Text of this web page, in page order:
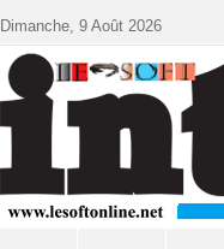
Dimanche, 9 Août 2026